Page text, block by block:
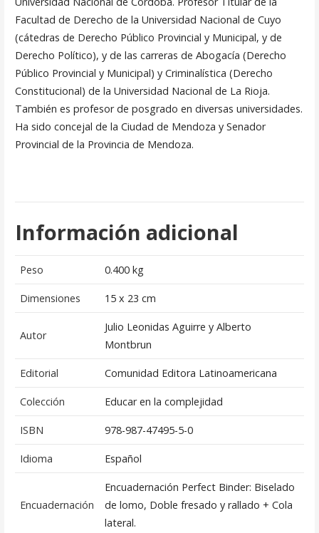
Facultad de Derecho de la Universidad Nacional de Cuyo
(cátedras de Derecho Público Provincial y Municipal, y de
Derecho Político), y de las carreras de Abogacía (Derecho
Público Provincial y Municipal) y Criminalística (Derecho
Constitucional) de la Universidad Nacional de La Rioja.
También es profesor de posgrado en diversas universidades.
Ha sido concejal de la Ciudad de Mendoza y Senador
Provincial de la Provincia de Mendoza.
Información adicional
Peso 0.400 kg
Dimensiones 15 x 23 cm
Autor
Julio Leonidas Aguirre y Alberto
Montbrun
Editorial Comunidad Editora Latinoamericana
Colección Educar en la complejidad
ISBN 978-987-47495-5-0
Idioma Español
Encuadernación
Encuadernación Perfect Binder: Biselado
de lomo, Doble fresado y rallado + Cola
lateral.